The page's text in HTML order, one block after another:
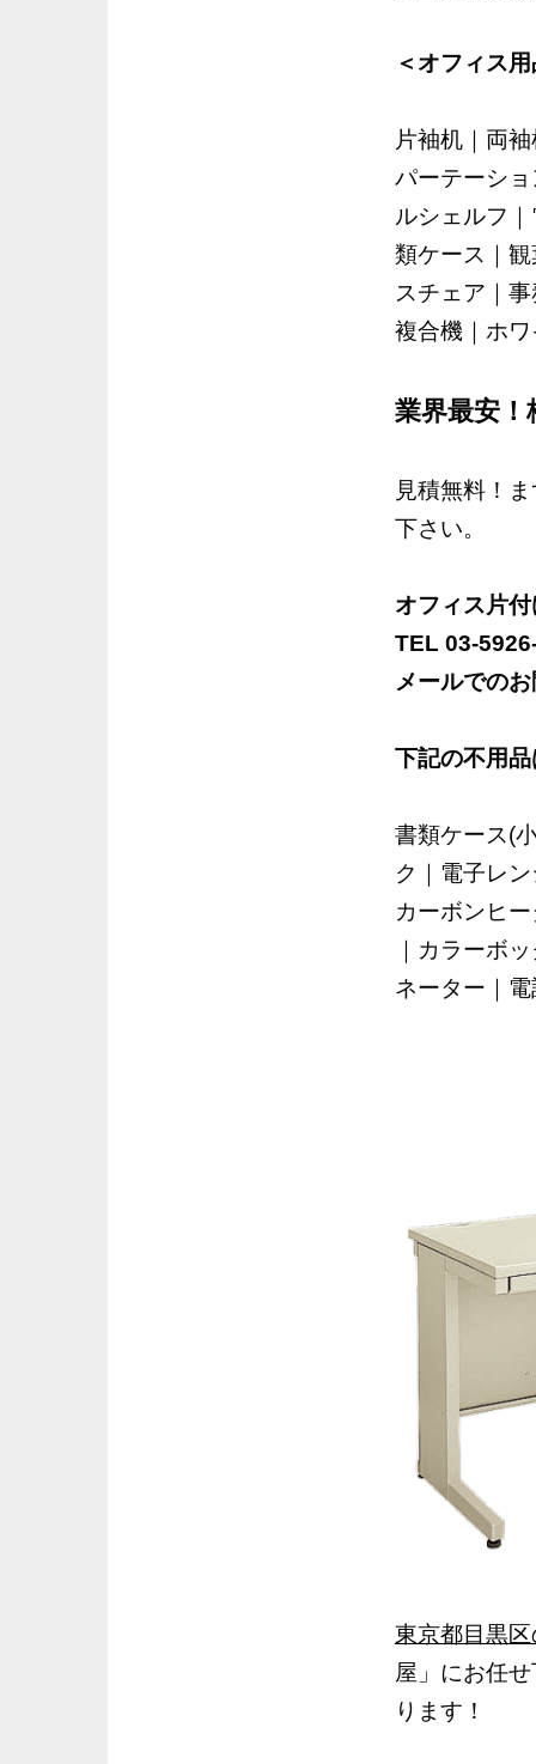
＜オフィス
片袖机｜両
パーテーシ
ルシェルフ
類ケース｜
スチェア｜
複合機｜ホ
業界最安
見積無料！
下さい。
オフィス片
TEL 03-
メールでの
下記の不用
書類ケース(
ク｜電子レ
カーボンヒ
｜カラーボ
ネーター｜
東京都目黒
屋」にお任
ります！